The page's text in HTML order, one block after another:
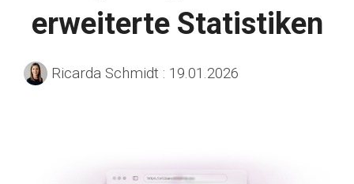
erweiterte Statistiken
Ricarda Schmidt : 19.01.2026